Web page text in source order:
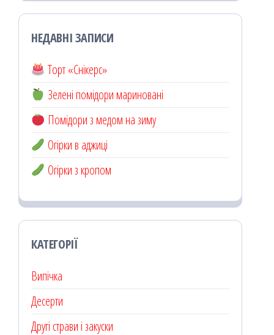
НЕДАВНІ ЗАПИСИ
Торт «Снікерс»
Зелені помідори мариновані
Помідори з медом на зиму
Огірки в аджиці
Огірки з кропом
КАТЕГОРІЇ
Випічка
Десерти
Другі страви і закуски